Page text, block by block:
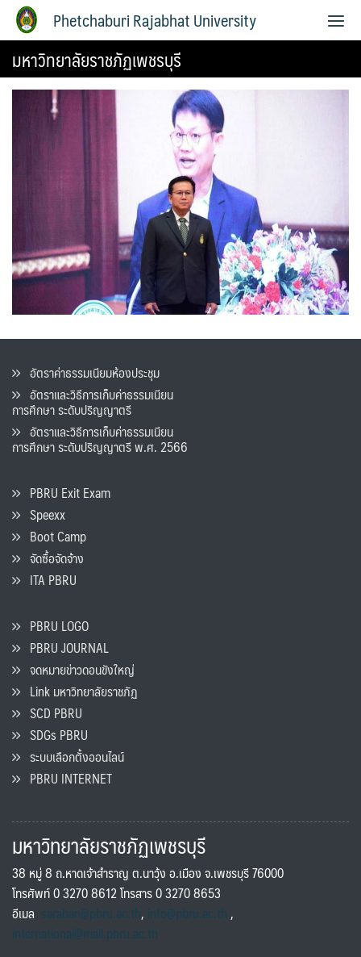
Phetchaburi Rajabhat University
มหาวิทยาลัยราชภัฏเพชรบุรี
อัตราค่าธรรมเนียมห้องประชุม
อัตราและวิธีการเก็บค่าธรรมเนียน
การศึกษา ระดับปริญญาตรี
อัตราและวิธีการเก็บค่าธรรมเนียน
การศึกษา ระดับปริญญาตรี พ.ศ. 2566
PBRU Exit Exam
Speexx
Boot Camp
จัดซื้อจัดจ้าง
ITA PBRU
PBRU LOGO
PBRU JOURNAL
จดหมายข่าวดอนขังใหญ่
Link มหาวิทยาลัยราชภัฏ
SCD PBRU
SDGs PBRU
ระบบเลือกตั้งออนไลน์
PBRU INTERNET
มหาวิทยาลัยราชภัฏเพชรบุรี
38 หมู่ 8 ถ.หาดเจ้าสำราญ ต.นาวุ้ง อ.เมือง จ.เพชรบุรี 76000
โทรศัพท์ 0 3270 8612 โทรสาร 0 3270 8653
อีเมล saraban@pbru.ac.th, info@pbru.ac.th,
international@mail.pbru.ac.th